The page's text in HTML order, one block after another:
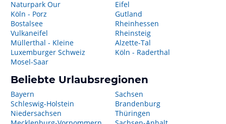
Naturpark Our
Köln - Porz
Bostalsee
Vulkaneifel
Müllerthal - Kleine
Luxemburger Schweiz
Mosel-Saar
Eifel
Gutland
Rheinhessen
Rheinsteig
Alzette-Tal
Köln - Raderthal
Beliebte Urlaubsregionen
Bayern
Schleswig-Holstein
Niedersachsen
Sachsen
Brandenburg
Thüringen